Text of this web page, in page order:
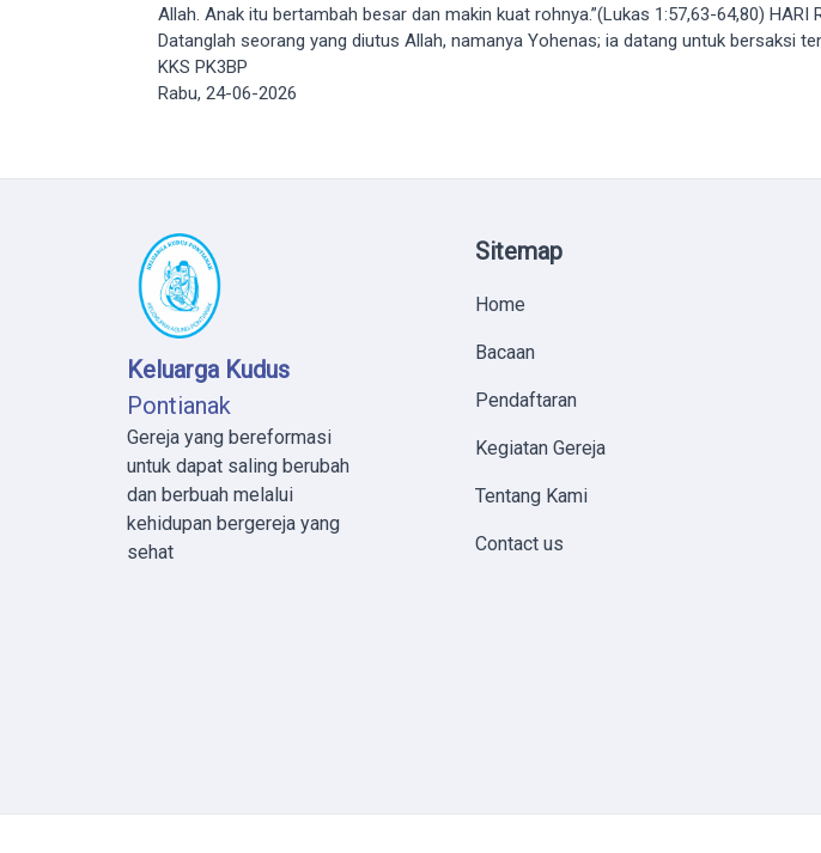
Allah. Anak itu bertambah besar dan makin kuat rohnya.”(Lukas 1:57,63-64,80) HARI
Datanglah seorang yang diutus Allah, namanya Yohenas; ia datang untuk bersaksi
KKS PK3BP
Rabu, 24-06-2026
Keluarga Kudus
Pontianak
Gereja yang bereformasi
untuk dapat saling berubah
dan berbuah melalui
kehidupan bergereja yang
sehat
Sitemap
Home
Bacaan
Pendaftaran
Kegiatan Gereja
Tentang Kami
Contact us